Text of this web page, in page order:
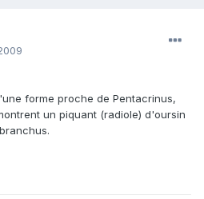
forme proche de Pentacrinus,
un piquant (radiole) d'oursin